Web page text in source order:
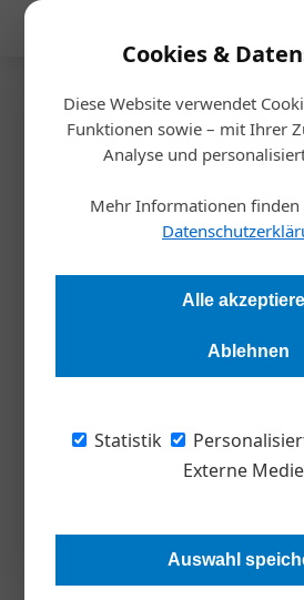
Cookies &
Diese Website verwendet
Funktionen sowie – mit Ihrer
Analyse und
Mehr Informationen finden
Alle
Ablehnen
Statistik
Externe
Auswahl
Artikel von
Wutscher
Meldungen
Jetzt handeln: Steuerlast gezielt
Christoph Wutscher